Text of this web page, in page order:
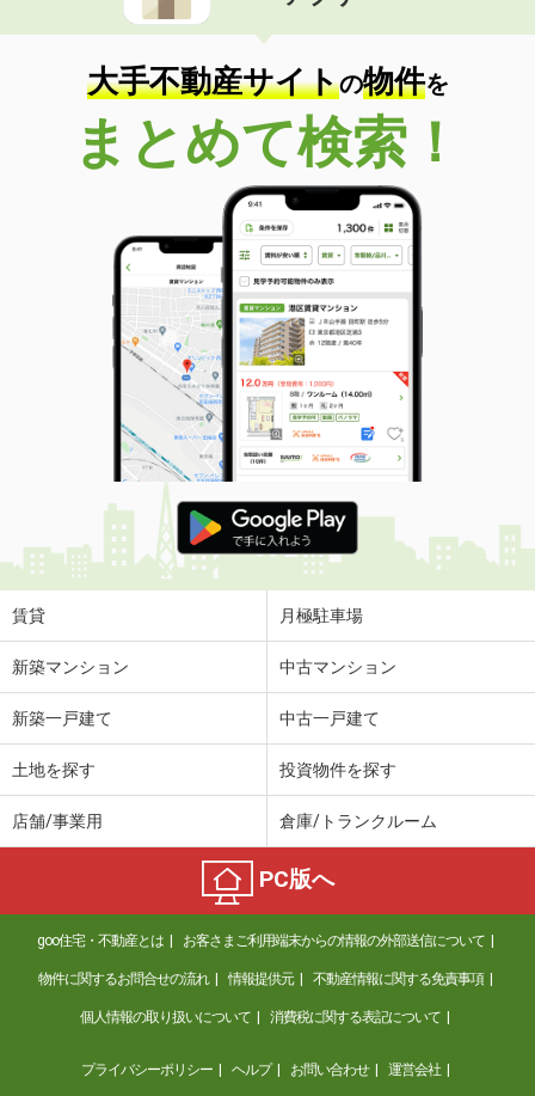
大手不動産サイトの物件を
まとめて検索！
賃貸 月極駐車場
新築マンション 中古マンション
新築一戸建て 中古一戸建て
土地を探す 投資物件を探す
店舗/事業用 倉庫/トランクルーム
PC版へ
goo住宅・不動産とは お客さまご利用端末からの情報の外部送信について
物件に関するお問合せの流れ 情報提供元 不動産情報に関する免責事項
個人情報の取り扱いについて 消費税に関する表記について
プライバシーポリシー ヘルプ お問い合わせ 運営会社